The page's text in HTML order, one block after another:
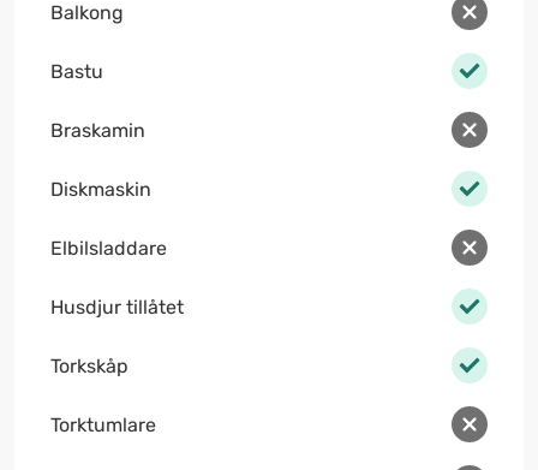
Balkong
Bastu
Braskamin
Diskmaskin
Elbilsladdare
Husdjur tillåtet
Torkskåp
Torktumlare